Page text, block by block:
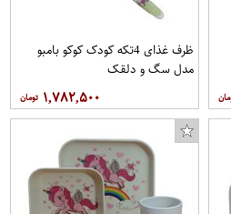
ظرف غذای 4تکه کودک کوکو بامبو
مدل سگ و دلقک
۱,۷۸۲,۵۰۰